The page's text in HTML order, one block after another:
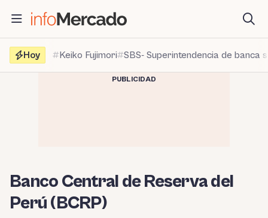
contenido
Hoy
Keiko Fujimori SBS- Superintendencia de banca
PUBLICIDAD
Banco Central de Reserva del
Perú (BCRP)